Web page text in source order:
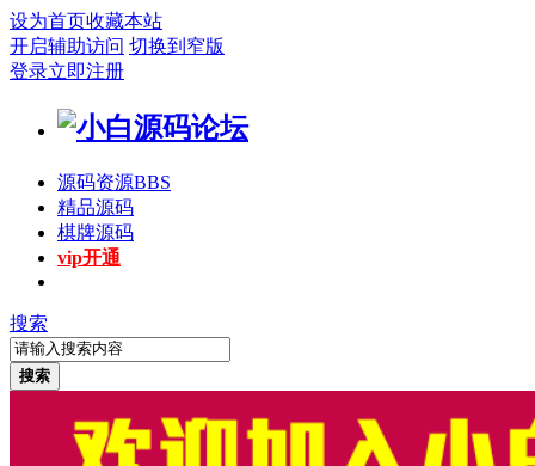
设为首页收藏本站
开启辅助访问 切换到窄版
登录立即注册
源码资源BBS
精品源码
棋牌源码
vip开通
搜索
搜索